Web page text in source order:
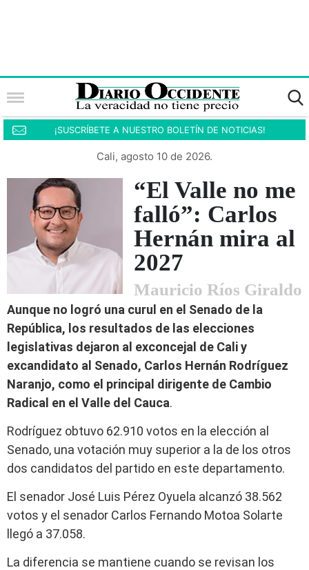
¡SUSCRÍBETE A NUESTRO BOLETÍN DE NOTICIAS!
Cali, agosto 10 de 2026.
“El Valle no me
falló”: Carlos
Hernán mira al
2027
Mauricio Ríos Giraldo
Aunque no logró una curul en el Senado de la
República, los resultados de las elecciones
legislativas dejaron al exconcejal de Cali y
excandidato al Senado, Carlos Hernán Rodríguez
Naranjo, como el principal dirigente de Cambio
Radical en el Valle del Cauca.
Rodríguez obtuvo 62.910 votos en la elección al
Senado, una votación muy superior a la de los otros
dos candidatos del partido en este departamento.
El senador José Luis Pérez Oyuela alcanzó 38.562
votos y el senador Carlos Fernando Motoa Solarte
llegó a 37.058.
La diferencia se mantiene cuando se revisan los